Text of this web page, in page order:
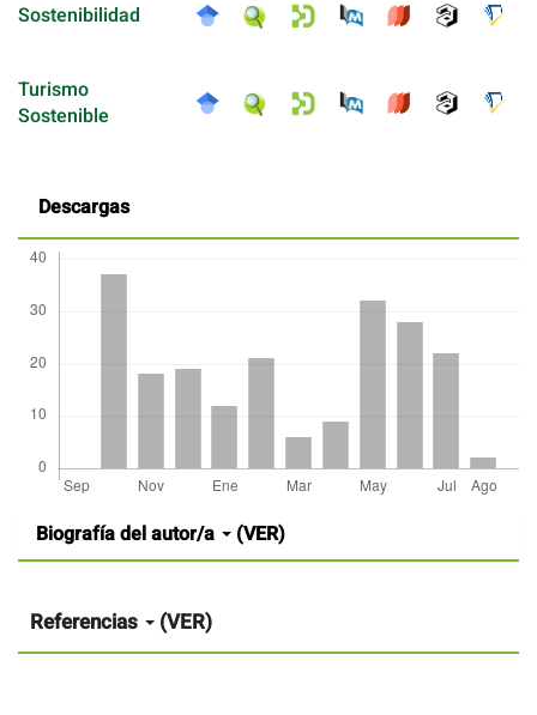
Sostenibilidad
Turismo
Sostenible
Descargas
Detalles
del
artículo
Biografía del autor/a (VER)
Referencias (VER)